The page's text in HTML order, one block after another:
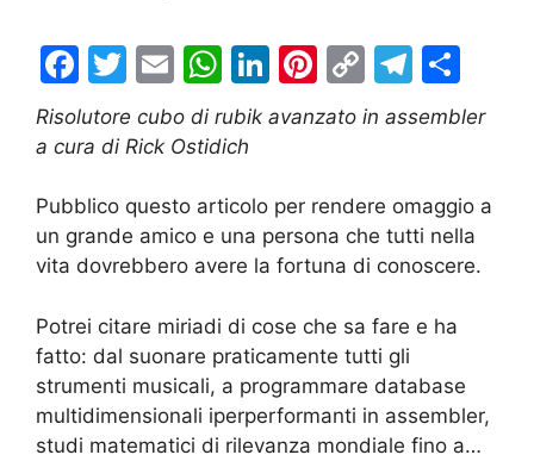
F
a
c
b
o
k
T
w
itt
E
m
ai
W
h
at
A
p
Li
n
k
dI
n
Pi
nt
er
st
C
o
p
Li
n
T
el
e
a
m
o
n
vi
di
Risolutore cubo di rubik avanzato in assembler
a cura di Rick Ostidich
Pubblico questo articolo per rendere omaggio a
un grande amico e una persona che tutti nella
vita dovrebbero avere la fortuna di conoscere.
Potrei citare miriadi di cose che sa fare e ha
fatto: dal suonare praticamente tutti gli
strumenti musicali, a programmare database
multidimensionali iperperformanti in assembler,
studi matematici di rilevanza mondiale fino a…